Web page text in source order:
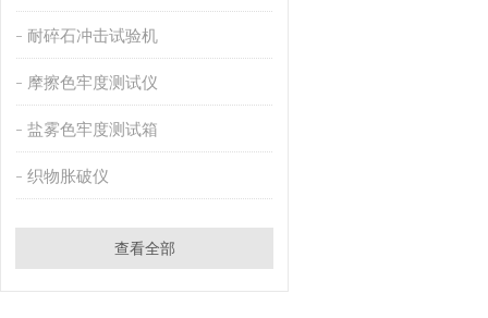
耐碎石冲击试验机
摩擦色牢度测试仪
盐雾色牢度测试箱
织物胀破仪
查看全部